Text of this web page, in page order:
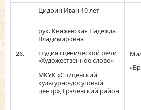
26.
Цидрин Иван 10 лет
рук. Княжевская Надежда
Владимировна
студия сценической речи
«Художественное слово»
МКУК «Спицевский
культурно-досуговый
центр», Грачевский район